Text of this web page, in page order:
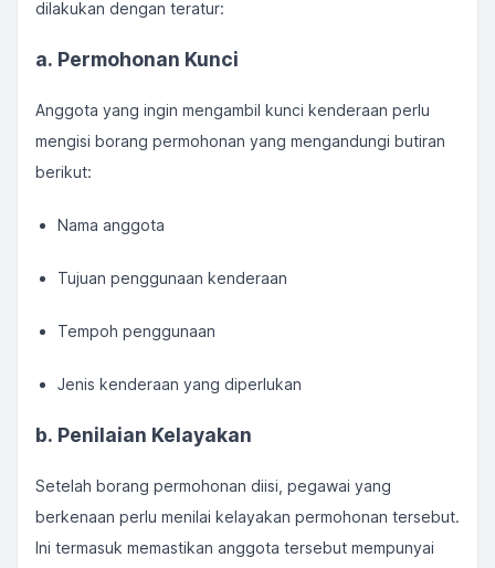
dilakukan dengan teratur:
a. Permohonan Kunci
Anggota yang ingin mengambil kunci kenderaan perlu
mengisi borang permohonan yang mengandungi butiran
berikut:
Nama anggota
Tujuan penggunaan kenderaan
Tempoh penggunaan
Jenis kenderaan yang diperlukan
b. Penilaian Kelayakan
Setelah borang permohonan diisi, pegawai yang
berkenaan perlu menilai kelayakan permohonan tersebut.
Ini termasuk memastikan anggota tersebut mempunyai